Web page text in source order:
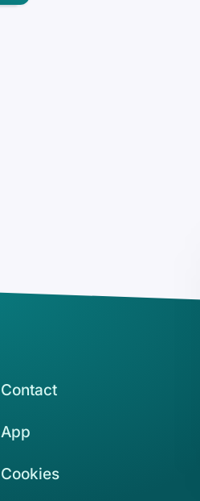
Contact
App
Cookies